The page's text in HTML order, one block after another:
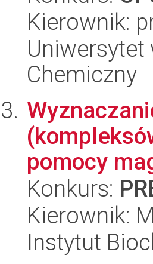
Kierownik:
Uniwersytet
Chemiczny
pomocy
Konkurs:
Kierownik:
Instytut